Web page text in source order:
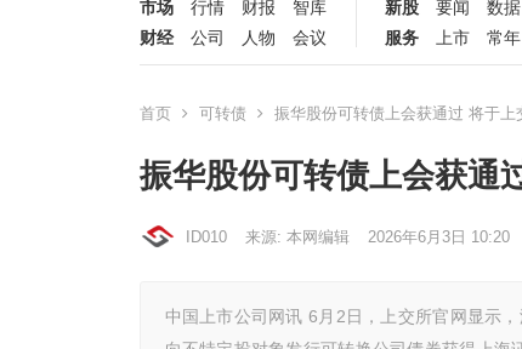
市场 行情 财报
智库
财经
公司 人物 会议
新股 要闻 数据
服务
上市 常年
首页 可转债 振华股份可转债上会获通过 将于上
振华股份可转债上会获通
ID010 来源: 本网编辑 2026年6月3日 10:20
中国上市公司网讯 6月2日，上交所官网显示